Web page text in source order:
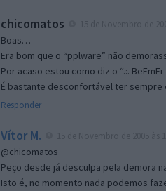
chicomatos
Boas…
Era bom que o “pplware” não
Por acaso estou como diz o “.:.
É bastante desconfortável ter sempre
Responder
Vítor M.
@chicomatos
Peço desde já desculpa pela demora
Isto é, no momento nada podemos